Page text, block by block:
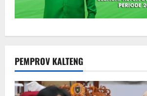
PEMPROV KALTENG